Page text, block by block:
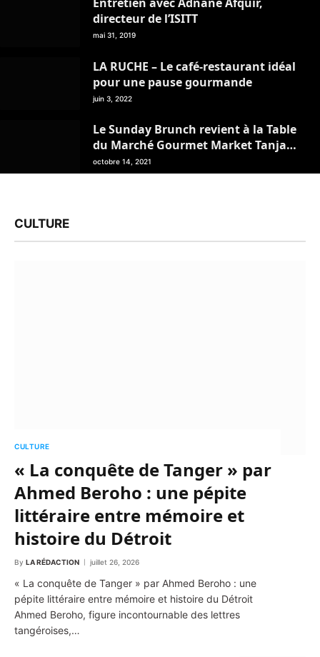
directeur de l’ISITT
mai 31, 2019
LA RUCHE – Le café-restaurant idéal
pour une pause gourmande
juin 3, 2022
Le Sunday Brunch revient à la Table
du Marché Gourmet Market Tanja
Marina Bay
octobre 14, 2021
CULTURE
CULTURE
« La conquête de Tanger » par
Ahmed Beroho : une pépite
littéraire entre mémoire et
histoire du Détroit
By LA RÉDACTION juillet 26, 2026
« La conquête de Tanger » par Ahmed Beroho : une
pépite littéraire entre mémoire et histoire du Détroit
Ahmed Beroho, figure incontournable des lettres
tangéroises,…